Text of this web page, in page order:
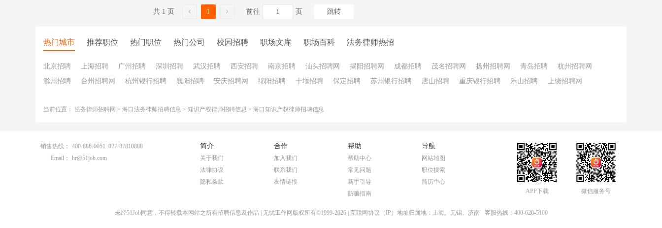
共 1 页 1 前往 页 跳转
热门城市 推荐职位 热门职位 热门公司 校园招聘 职场文库 职场百科 法务律师热招
北京招聘 上海招聘 广州招聘 深圳招聘 武汉招聘 西安招聘 南京招聘 汕头招聘网 揭阳招聘网 成都招聘 茂名招聘网 扬州招聘网 青岛招聘
杭州招聘网
滁州招聘
台州招聘网 杭州银行招聘 襄阳招聘 安庆招聘网 绵阳招聘 十堰招聘 保定招聘 苏州银行招聘 唐山招聘 重庆银行招聘 乐山招聘 上饶招聘网
当前位置： 法务律师招聘网 > 海口法务律师招聘信息 > 知识产权律师招聘信息 > 海口知识产权律师招聘信息
销售热线：
400-886-0051 027-87810888
Email：
hr@51job.com
简介
关于我们
法律协议
隐私条款
合作
加入我们
联系我们
友情链接
帮助
帮助中心
常见问题
新手引导
防骗指南
导航
网站地图
职位搜索
简历中心
APP下载
微信服务号
未经51Job同意，不得转载本网站之所有招聘信息及作品 | 无忧工作网版权所有©1999-2026 | 互联网协议（IP）地址归属地：上海、无锡、济南 客服热线：400-620-5100